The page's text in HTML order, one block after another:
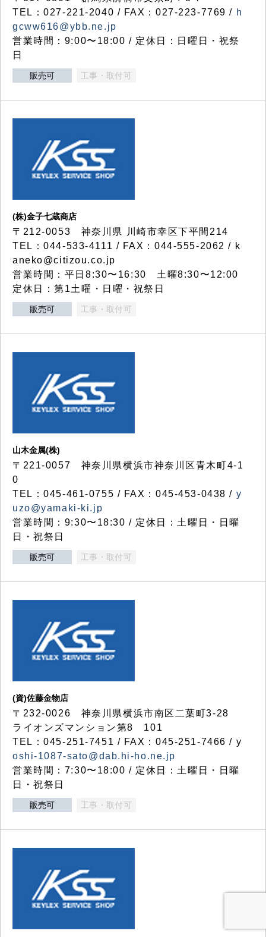
TEL：027-221-2040 / FAX：027-223-7769 / h
gcww616@ybb.ne.jp
営業時間：9:00〜18:00 / 定休日：日曜日・祝祭
日
販売可 工事・取付可
(株)金子七蔵商店
〒212-0053 神奈川県 川崎市幸区下平間214
TEL：044-533-4111 / FAX：044-555-2062 / k
aneko@citizou.co.jp
営業時間：平日8:30〜16:30 土曜8:30〜12:00
定休日：第1土曜・日曜・祝祭日
販売可 工事・取付可
山木金属(株)
〒221-0057 神奈川県横浜市神奈川区青木町4-1
0
TEL：045-461-0755 / FAX：045-453-0438 / y
uzo@yamaki-ki.jp
営業時間：9:30〜18:30 / 定休日：土曜日・日曜
日・祝祭日
販売可 工事・取付可
(資)佐藤金物店
〒232-0026 神奈川県横浜市南区二葉町3-28
ライオンズマンション第8 101
TEL：045-251-7451 / FAX：045-251-7466 / y
oshi-1087-sato@dab.hi-ho.ne.jp
営業時間：7:30〜18:00 / 定休日：土曜日・日曜
日・祝祭日
販売可 工事・取付可